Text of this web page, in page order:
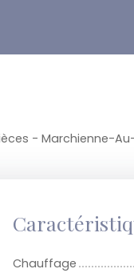
- Marchienne-
Chauffage